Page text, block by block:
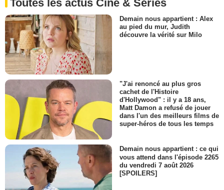
Toutes les actus Ciné & Séries
Demain nous appartient : Alex
au pied du mur, Judith
découvre la vérité sur Milo
"J'ai renoncé au plus gros
cachet de l'Histoire
d'Hollywood" : il y a 18 ans,
Matt Damon a refusé de jouer
dans l'un des meilleurs films de
super-héros de tous les temps
Demain nous appartient : ce qui
vous attend dans l'épisode 2265
du vendredi 7 août 2026
[SPOILERS]